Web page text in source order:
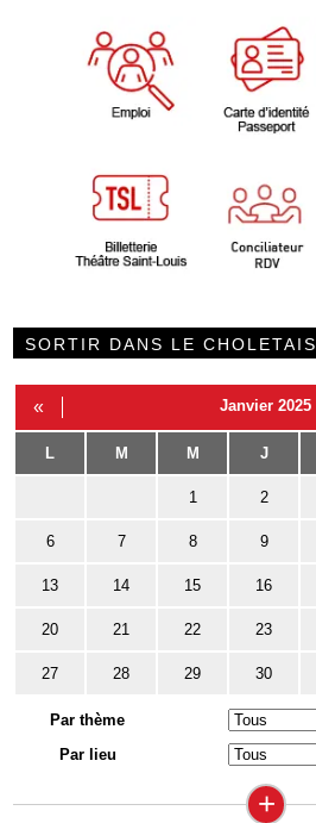
SORTIR DANS LE CHOLETAIS
« Janvier 2025
L M M J
1 2
6 7 8 9
13 14 15 16
20 21 22 23
27 28 29 30
Par thème
Par lieu
+